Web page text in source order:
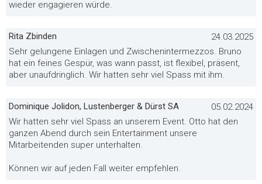
wieder engagieren würde.
Rita Zbinden
24.03.2025
Sehr gelungene Einlagen und Zwischenintermezzos. Bruno
hat ein feines Gespür, was wann passt, ist flexibel, präsent,
aber unaufdringlich. Wir hatten sehr viel Spass mit ihm.
Dominique Jolidon, Lustenberger & Dürst SA
05.02.2024
Wir hatten sehr viel Spass an unserem Event. Otto hat den
ganzen Abend durch sein Entertainment unsere
Mitarbeitenden super unterhalten.
Können wir auf jeden Fall weiter empfehlen.